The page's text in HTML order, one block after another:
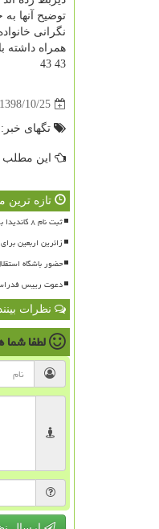
توضیح آنها
نگرانی
همراه داشته
43 43
1398/10/25
تگهای خبر:
این مطلب
تازه ترین
ثبت نام ۸ کاندیدا برای پست ریاست فدراسیون ژیمناستیک
زائرین اربعین
حضور باشگاه
دعوت رییس
نظرات
لطفا